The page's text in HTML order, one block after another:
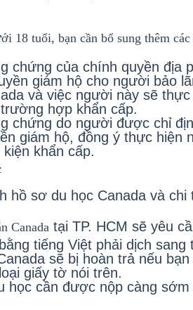
18 tuổi, bạn cần bổ sung thêm
chứng của chính quyền địa
giám hộ cho người bảo
và việc người này sẽ
hợp khẩn cấp.
chứng do người được chỉ
giám hộ, đồng ý thực hiện
khẩn cấp.
hồ sơ du học Canada và
Canada tại TP. HCM sẽ yêu
tiếng Việt phải dịch
sẽ bị hoàn trả nếu
giấy tờ nói trên.
học cần được nộp càng